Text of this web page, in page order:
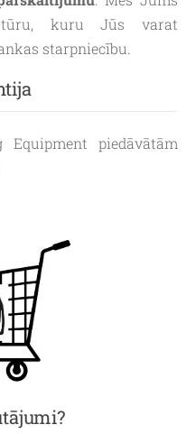
kuru Jūs varat
starpniecību.
Equipment piedāvātām